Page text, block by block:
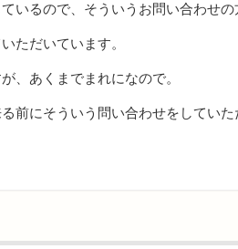
いるので、そういうお問い合わせの
ただいています。
、あくまでまれになので。
前にそういう問い合わせをしてい